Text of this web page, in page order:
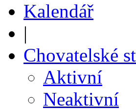
Kalendář
|
Chovatelské
Aktivní
Neaktivní